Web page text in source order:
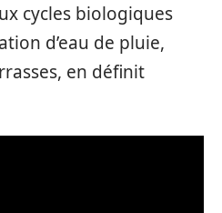
cycles biologiques
d’eau de pluie,
en définit